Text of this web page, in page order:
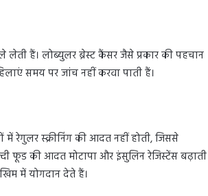
हैं। लोब्युलर ब्रेस्ट कैंसर जैसे प्रकार की पहचान
समय पर जांच नहीं करवा पाती हैं।
रेगुलर स्क्रीनिंग की आदत नहीं होती, जिससे
फूड की आदत मोटापा और इंसुलिन रेजिस्टेंस बढ़ाती
में योगदान देते हैं।